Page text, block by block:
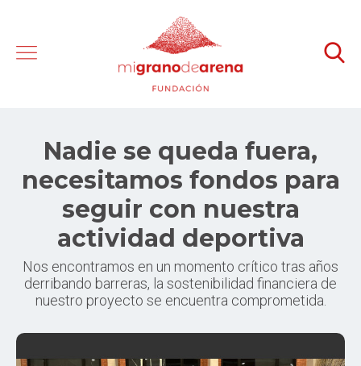
Nadie se queda fuera,
necesitamos fondos para
seguir con nuestra
actividad deportiva
Nos encontramos en un momento crítico tras años
derribando barreras, la sostenibilidad financiera de
nuestro proyecto se encuentra comprometida.